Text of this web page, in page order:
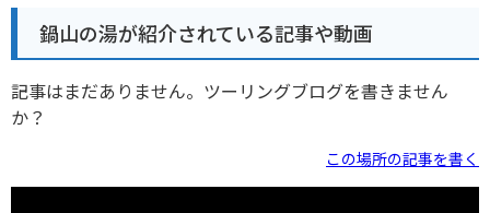
鍋山の湯が紹介されている記事や動画
記事はまだありません。ツーリングブログを書きません
か？
この場所の記事を書く